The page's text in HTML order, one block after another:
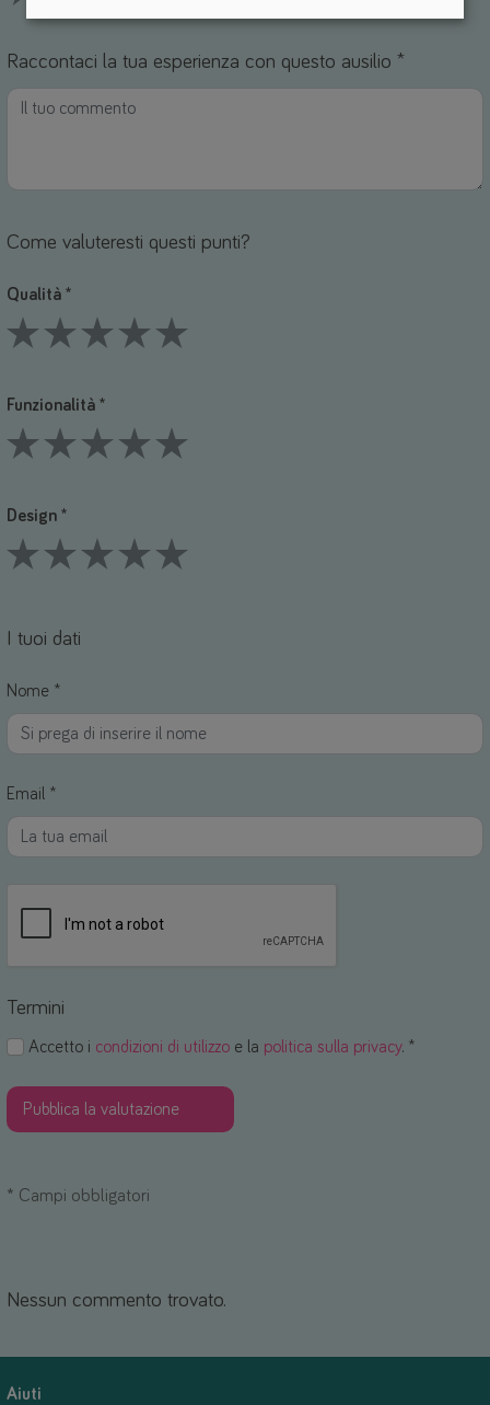
1 Stars2 Stars3 Stars4 Stars5 Stars
Raccontaci la tua esperienza con questo ausilio *
Come valuteresti questi punti?
Qualità *
Funzionalità *
Design *
I tuoi dati
Nome *
Email *
Termini
Accetto i condizioni di utilizzo e la politica sulla privacy. *
* Campi obbligatori
Nessun commento trovato.
Aiuti